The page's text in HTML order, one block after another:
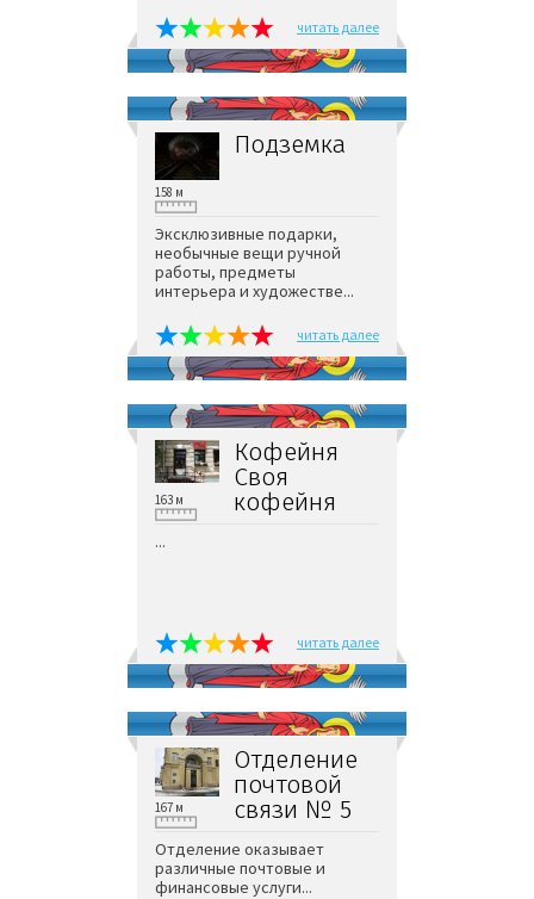
читать далее
Подземка
158 м
Эксклюзивные подарки,
необычные вещи ручной
работы, предметы
интерьера и художестве...
читать далее
Кофейня
Своя
кофейня
163 м
...
читать далее
Отделение
почтовой
связи № 5
167 м
Отделение оказывает
различные почтовые и
финансовые услуги...